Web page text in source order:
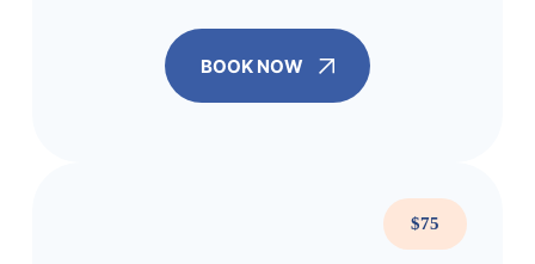
BOOK NOW
$75